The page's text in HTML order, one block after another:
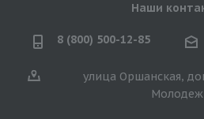
Наши
8 (800) 500-12-85
улица Оршанская,